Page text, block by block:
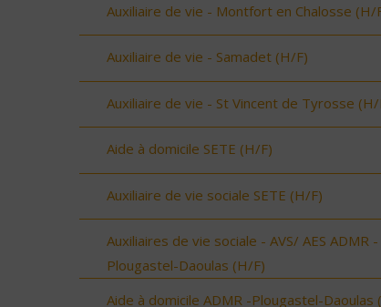
Auxiliaire de vie - Montfort en Chalosse (H/
Auxiliaire de vie - Samadet (H/F)
Auxiliaire de vie - St Vincent de Tyrosse (H/
Aide à domicile SETE (H/F)
Auxiliaire de vie sociale SETE (H/F)
Auxiliaires de vie sociale - AVS/ AES ADMR -
Plougastel-Daoulas (H/F)
Aide à domicile ADMR -Plougastel-Daoulas